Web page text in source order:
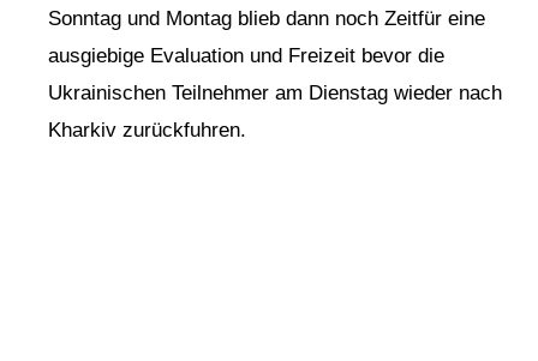
Sonntag und Montag blieb dann noch Zeitfür eine
ausgiebige Evaluation und Freizeit bevor die
Ukrainischen Teilnehmer am Dienstag wieder nach
Kharkiv zurückfuhren.